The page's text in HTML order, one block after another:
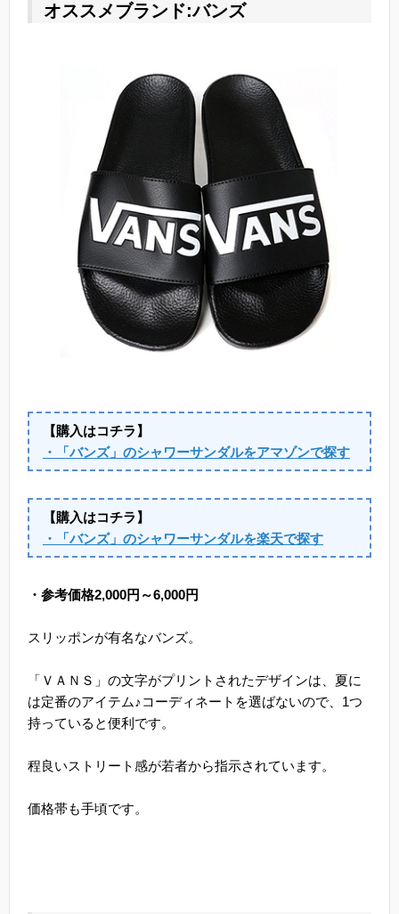
オススメブランド:バンズ
【購入はコチラ】
・「バンズ」のシャワーサンダルをアマゾンで探す
【購入はコチラ】
・「バンズ」のシャワーサンダルを楽天で探す
・参考価格2,000円～6,000円
スリッポンが有名なバンズ。
「ＶＡＮＳ」の文字がプリントされたデザインは、夏に
は定番のアイテム♪コーディネートを選ばないので、1つ
持っていると便利です。
程良いストリート感が若者から指示されています。
価格帯も手頃です。